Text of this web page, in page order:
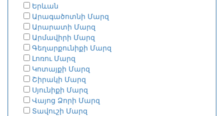
Երևան
Արագածոտնի Մարզ
Արարատի Մարզ
Արմավիրի Մարզ
Գեղարքունիքի Մարզ
Լոռու Մարզ
Կոտայքի Մարզ
Շիրակի Մարզ
Սյունիքի Մարզ
Վայոց Ձորի Մարզ
Տավուշի Մարզ